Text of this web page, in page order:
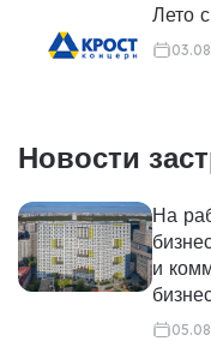
Лето
Новости
На
и